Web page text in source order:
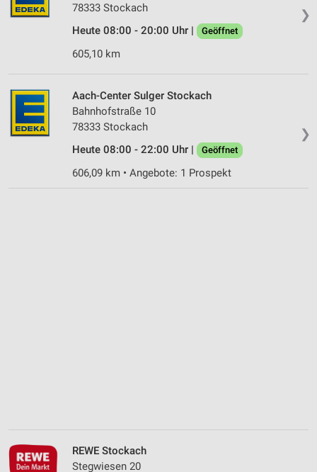
❯
78333 Stockach
Heute 08:00 - 20:00 Uhr |
Geöffnet
605,10 km
❯
Aach-Center Sulger Stockach
Bahnhofstraße 10
78333 Stockach
Heute 08:00 - 22:00 Uhr |
Geöffnet
606,09 km • Angebote: 1 Prospekt
REWE Stockach
Stegwiesen 20